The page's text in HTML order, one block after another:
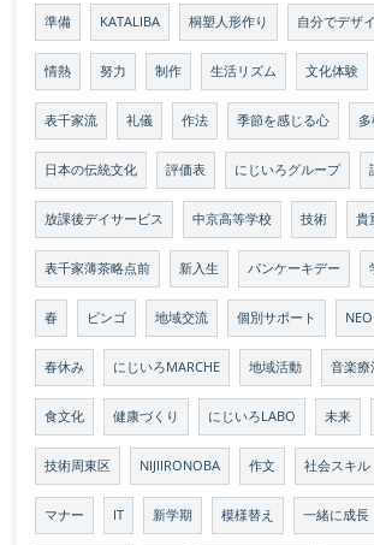
準備 KATALIBA 桐塑人形作り 自分でデザ
情熱 努力 制作 生活リズム 文化体験
表千家流 礼儀 作法 季節を感じる心
日本の伝統文化 評価表 にじいろグループ
放課後デイサービス 中京高等学校 技術 貴
表千家薄茶略点前 新入生 パンケーキデー
春 ビンゴ 地域交流 個別サポート
春休み にじいろMARCHE 地域活動 音楽療
食文化 健康づくり にじいろLABO 未来
技術周東区 NIJIIRONOBA 作文 社会スキル
マナー IT 新学期 模様替え 一緒に成長